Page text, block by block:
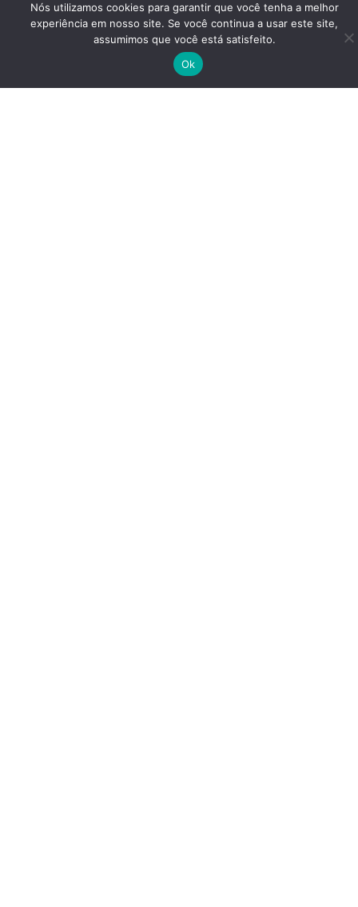
Nós utilizamos cookies para garantir que você tenha a melhor
experiência em nosso site. Se você continua a usar este site,
assumimos que você está satisfeito.
Ok